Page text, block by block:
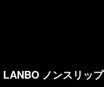
LANBO ノンスリッ